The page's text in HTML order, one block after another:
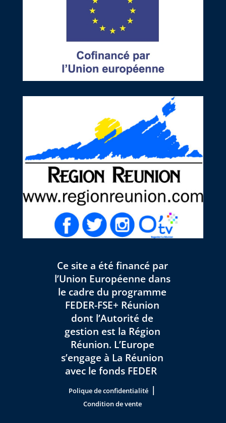
Ce site a été financé par
l’Union Européenne dans
le cadre du programme
FEDER-FSE+ Réunion
dont l’Autorité de
gestion est la Région
Réunion. L’Europe
s’engage à La Réunion
avec le fonds FEDER
Polique de confidentialité |
Condition de vente